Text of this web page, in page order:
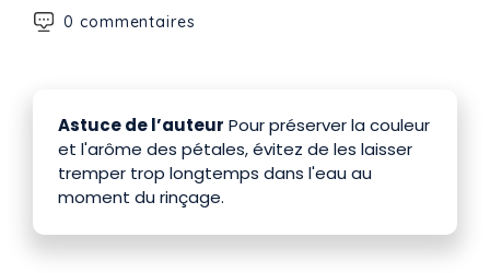
0 commentaires
Astuce de l’auteur Pour préserver la couleur
et l'arôme des pétales, évitez de les laisser
tremper trop longtemps dans l'eau au
moment du rinçage.